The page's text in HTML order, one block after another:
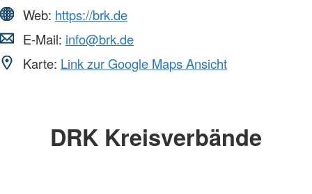
Web: https://brk.de
E-Mail: info@brk.de
Karte: Link zur Google Maps Ansicht
DRK Kreisverbände